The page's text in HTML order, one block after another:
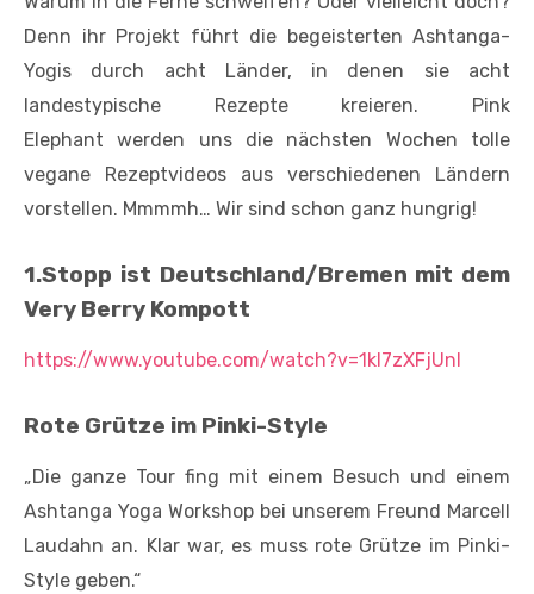
Denn ihr Projekt führt die begeisterten Ashtanga-
Yogis durch acht Länder, in denen sie acht
landestypische Rezepte kreieren. Pink
Elephant werden uns die nächsten Wochen tolle
vegane Rezeptvideos aus verschiedenen Ländern
vorstellen. Mmmmh… Wir sind schon ganz hungrig!
1.Stopp ist Deutschland/Bremen mit dem
Very Berry Kompott
https://www.youtube.com/watch?v=1kl7zXFjUnI
Rote Grütze im Pinki-Style
„Die ganze Tour fing mit einem Besuch und einem
Ashtanga Yoga Workshop bei unserem Freund Marcell
Laudahn an. Klar war, es muss rote Grütze im Pinki-
Style geben.“